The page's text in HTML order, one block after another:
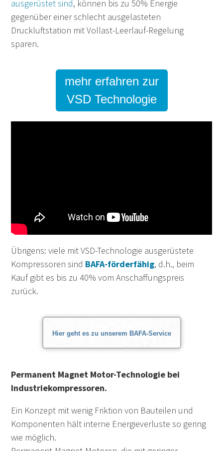
ausgerüstet sind, können bis zu 50% Energie
gegenüber einer schlecht ausgelasteten
Druckluftstation mit Vollast-Leerlauf-Regelung
sparen.
mehr erfahren zur
VSD Technologie
Übrigens: viele mit VSD-Technologie ausgerüstete
Kompressoren sind BAFA-förderfähig, d.h., beim
Kauf gibt es bis zu 40% vom Anschaffungspreis
zurück.
Hier geht es zu unserem BAFA-Service
Permanent Magnet Motor-Technologie bei
Industriekompressoren.
Ein Konzept mit wenig Friktion von Bauteilen und
Komponenten hält interne Energieverluste so gering
wie möglich.